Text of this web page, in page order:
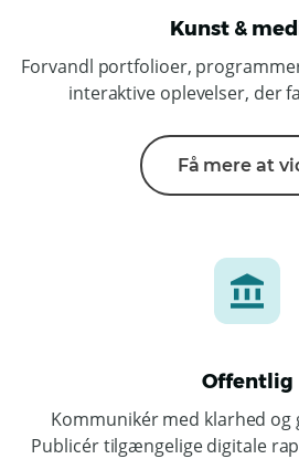
Kunst &
Forvandl portfolioer,
interaktive oplevelser, der
Få mere at
Offentlig
Kommunikér med klarhed og
Publicér tilgængelige digitale